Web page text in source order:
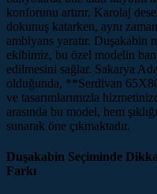
konforunu artırır. Karolaj
dokunuş katarken, aynı
ambiyans yaratır. Duşakabin
ekibimiz, bu özel modelin
edilmesini sağlar. Sakarya
olduğunda, **Serdivan
ve tasarımlarımızla
arasında bu model, hem
sunarak öne çıkmaktadır.
Duşakabin Seçiminde
Farkı